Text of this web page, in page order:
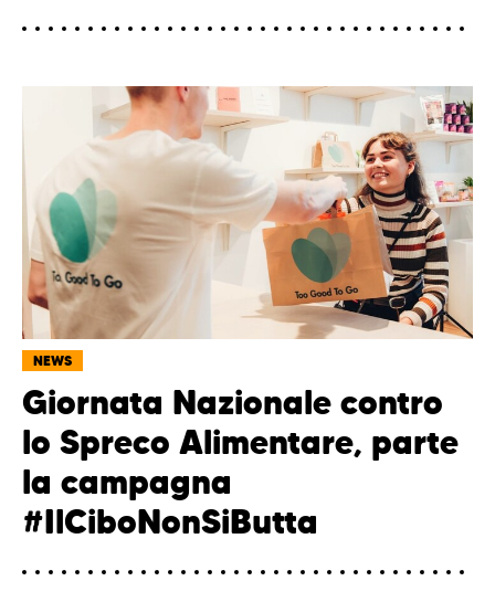
NEWS
Giornata Nazionale contro
lo Spreco Alimentare, parte
la campagna
#IlCiboNonSiButta